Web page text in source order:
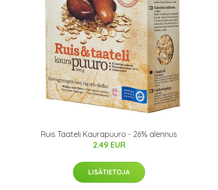
Ruis Taateli Kaurapuuro - 26% alennus
2.49 EUR
LISÄTIETOJA